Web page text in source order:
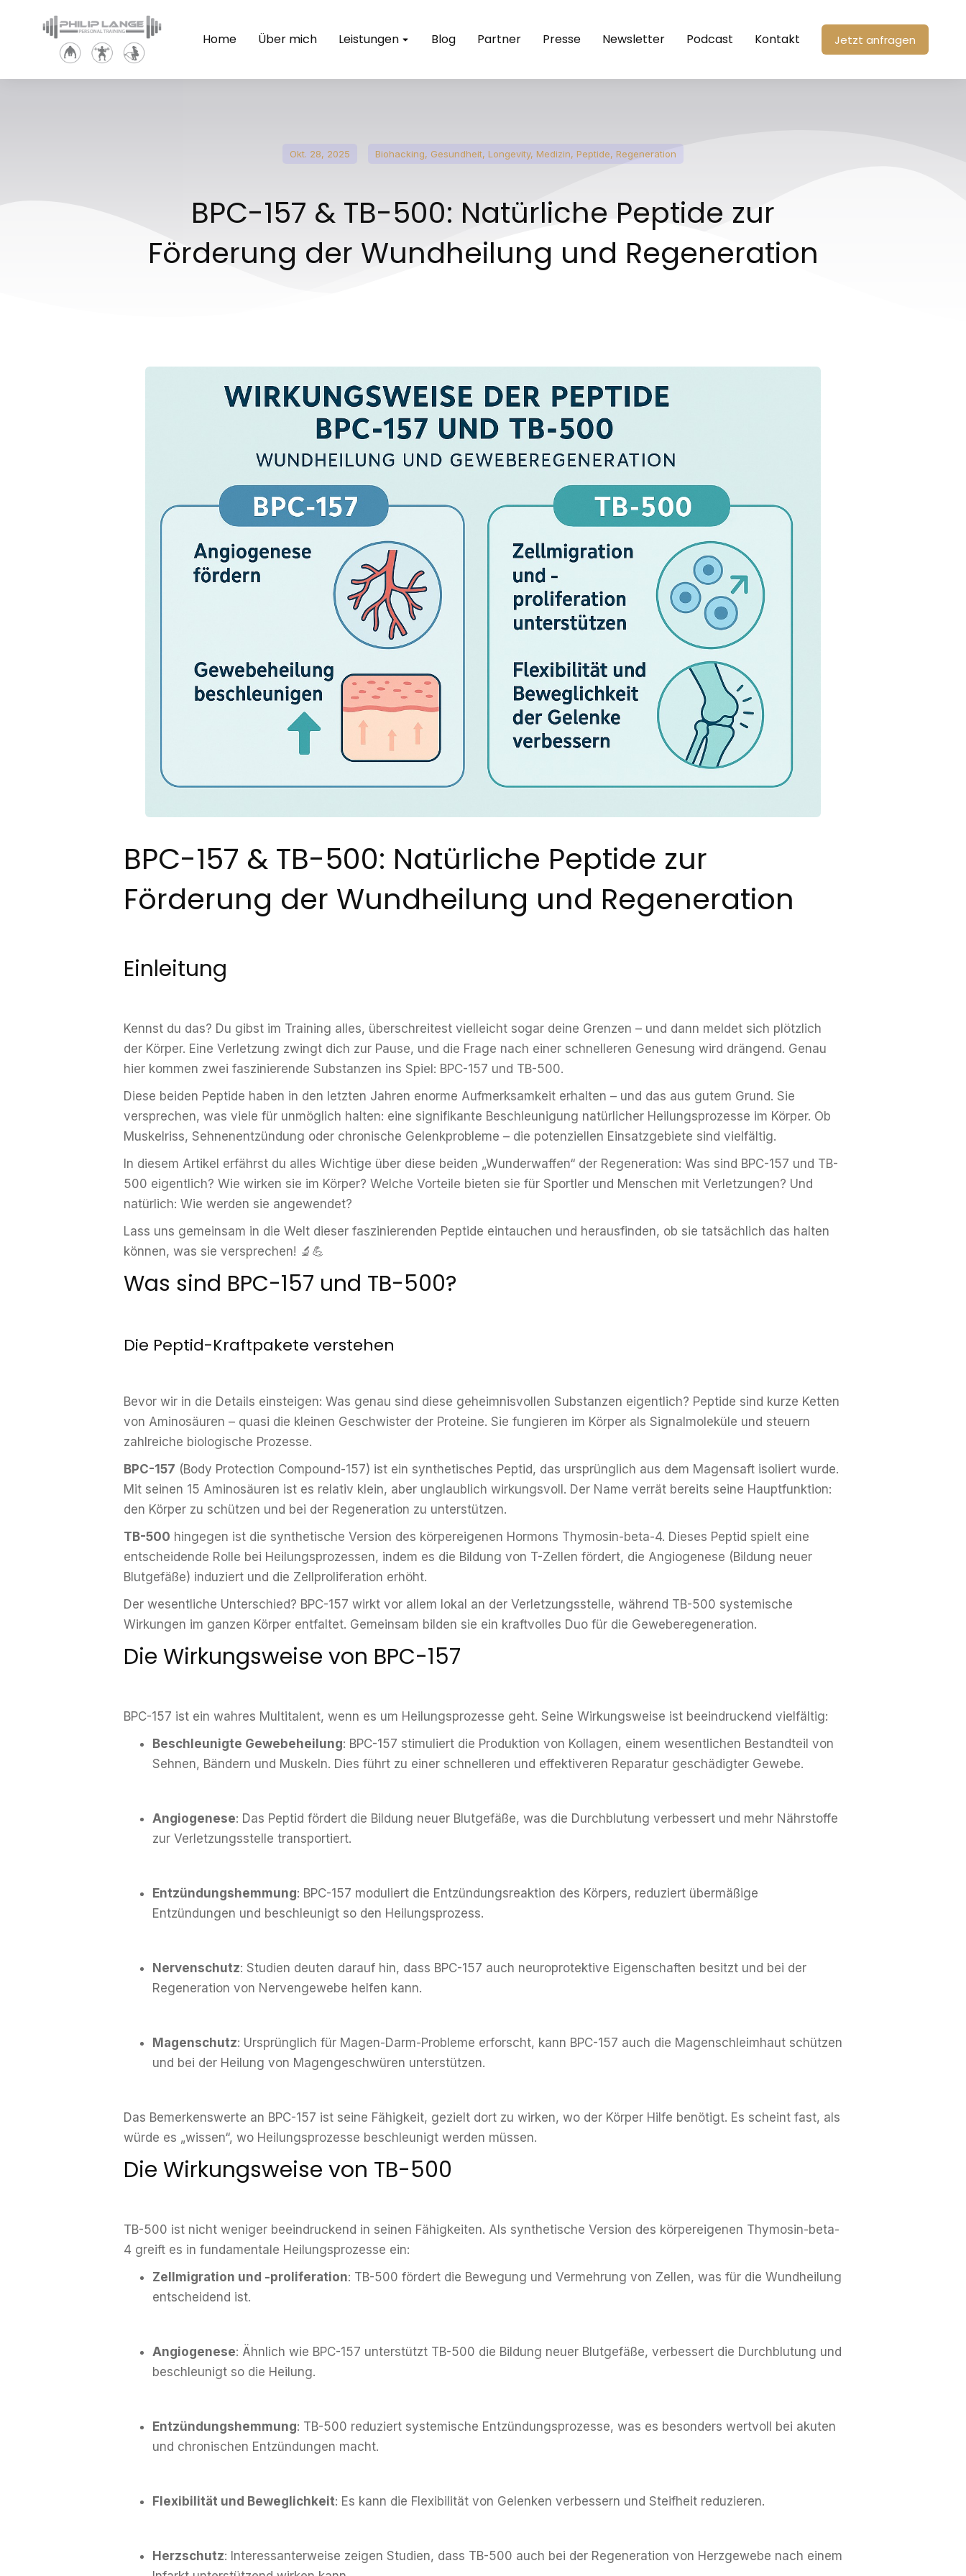
Home Über mich Leistungen Blog Partner Presse Newsletter Podcast Kontakt Jetzt anfragen
Okt. 28, 2025 Biohacking, Gesundheit, Longevity, Medizin, Peptide, Regeneration
BPC-157 & TB-500: Natürliche Peptide zur
Förderung der Wundheilung und Regeneration
BPC-157 & TB-500: Natürliche Peptide zur
Förderung der Wundheilung und Regeneration
Einleitung
Kennst du das? Du gibst im Training alles, überschreitest vielleicht sogar deine Grenzen – und dann meldet sich plötzlich
der Körper. Eine Verletzung zwingt dich zur Pause, und die Frage nach einer schnelleren Genesung wird drängend. Genau
hier kommen zwei faszinierende Substanzen ins Spiel: BPC-157 und TB-500.
Diese beiden Peptide haben in den letzten Jahren enorme Aufmerksamkeit erhalten – und das aus gutem Grund. Sie
versprechen, was viele für unmöglich halten: eine signifikante Beschleunigung natürlicher Heilungsprozesse im Körper. Ob
Muskelriss, Sehnenentzündung oder chronische Gelenkprobleme – die potenziellen Einsatzgebiete sind vielfältig.
In diesem Artikel erfährst du alles Wichtige über diese beiden „Wunderwaffen“ der Regeneration: Was sind BPC-157 und TB-
500 eigentlich? Wie wirken sie im Körper? Welche Vorteile bieten sie für Sportler und Menschen mit Verletzungen? Und
natürlich: Wie werden sie angewendet?
Lass uns gemeinsam in die Welt dieser faszinierenden Peptide eintauchen und herausfinden, ob sie tatsächlich das halten
können, was sie versprechen! 🔬💪
Was sind BPC-157 und TB-500?
Die Peptid-Kraftpakete verstehen
Bevor wir in die Details einsteigen: Was genau sind diese geheimnisvollen Substanzen eigentlich? Peptide sind kurze Ketten
von Aminosäuren – quasi die kleinen Geschwister der Proteine. Sie fungieren im Körper als Signalmoleküle und steuern
zahlreiche biologische Prozesse.
BPC-157 (Body Protection Compound-157) ist ein synthetisches Peptid, das ursprünglich aus dem Magensaft isoliert wurde.
Mit seinen 15 Aminosäuren ist es relativ klein, aber unglaublich wirkungsvoll. Der Name verrät bereits seine Hauptfunktion:
den Körper zu schützen und bei der Regeneration zu unterstützen.
TB-500 hingegen ist die synthetische Version des körpereigenen Hormons Thymosin-beta-4. Dieses Peptid spielt eine
entscheidende Rolle bei Heilungsprozessen, indem es die Bildung von T-Zellen fördert, die Angiogenese (Bildung neuer
Blutgefäße) induziert und die Zellproliferation erhöht.
Der wesentliche Unterschied? BPC-157 wirkt vor allem lokal an der Verletzungsstelle, während TB-500 systemische
Wirkungen im ganzen Körper entfaltet. Gemeinsam bilden sie ein kraftvolles Duo für die Geweberegeneration.
Die Wirkungsweise von BPC-157
BPC-157 ist ein wahres Multitalent, wenn es um Heilungsprozesse geht. Seine Wirkungsweise ist beeindruckend vielfältig:
Beschleunigte Gewebeheilung: BPC-157 stimuliert die Produktion von Kollagen, einem wesentlichen Bestandteil von
Sehnen, Bändern und Muskeln. Dies führt zu einer schnelleren und effektiveren Reparatur geschädigter Gewebe.
Angiogenese: Das Peptid fördert die Bildung neuer Blutgefäße, was die Durchblutung verbessert und mehr Nährstoffe
zur Verletzungsstelle transportiert.
Entzündungshemmung: BPC-157 moduliert die Entzündungsreaktion des Körpers, reduziert übermäßige
Entzündungen und beschleunigt so den Heilungsprozess.
Nervenschutz: Studien deuten darauf hin, dass BPC-157 auch neuroprotektive Eigenschaften besitzt und bei der
Regeneration von Nervengewebe helfen kann.
Magenschutz: Ursprünglich für Magen-Darm-Probleme erforscht, kann BPC-157 auch die Magenschleimhaut schützen
und bei der Heilung von Magengeschwüren unterstützen.
Das Bemerkenswerte an BPC-157 ist seine Fähigkeit, gezielt dort zu wirken, wo der Körper Hilfe benötigt. Es scheint fast, als
würde es „wissen“, wo Heilungsprozesse beschleunigt werden müssen.
Die Wirkungsweise von TB-500
TB-500 ist nicht weniger beeindruckend in seinen Fähigkeiten. Als synthetische Version des körpereigenen Thymosin-beta-
4 greift es in fundamentale Heilungsprozesse ein:
Zellmigration und -proliferation: TB-500 fördert die Bewegung und Vermehrung von Zellen, was für die Wundheilung
entscheidend ist.
Angiogenese: Ähnlich wie BPC-157 unterstützt TB-500 die Bildung neuer Blutgefäße, verbessert die Durchblutung und
beschleunigt so die Heilung.
Entzündungshemmung: TB-500 reduziert systemische Entzündungsprozesse, was es besonders wertvoll bei akuten
und chronischen Entzündungen macht.
Flexibilität und Beweglichkeit: Es kann die Flexibilität von Gelenken verbessern und Steifheit reduzieren.
Herzschutz: Interessanterweise zeigen Studien, dass TB-500 auch bei der Regeneration von Herzgewebe nach einem